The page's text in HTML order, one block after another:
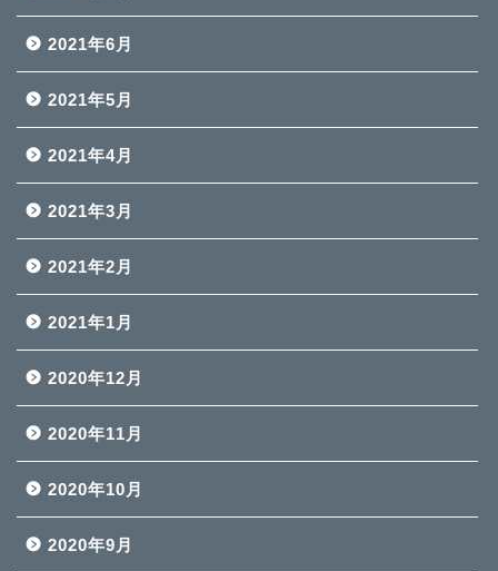
2021年6月
2021年5月
2021年4月
2021年3月
2021年2月
2021年1月
2020年12月
2020年11月
2020年10月
2020年9月